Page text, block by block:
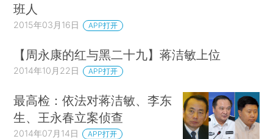
班人
2015年03月16日 APP打开
【周永康的红与黑二十九】蒋洁敏上位
2014年10月22日 APP打开
最高检：依法对蒋洁敏、李东
生、王永春立案侦查
2014年07月14日 APP打开